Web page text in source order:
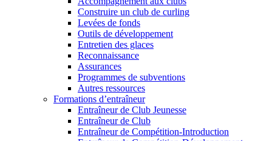
Construire un club de curling
Levées de fonds
Outils de développement
Entretien des glaces
Reconnaissance
Assurances
Programmes de subventions
Autres ressources
Formations d’entraîneur
Entraîneur de Club Jeunesse
Entraîneur de Club
Entraîneur de Compétition-Introduction